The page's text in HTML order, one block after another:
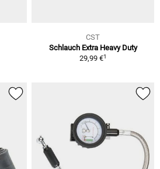
CST
Schlauch Extra Heavy Duty
29,99 €1